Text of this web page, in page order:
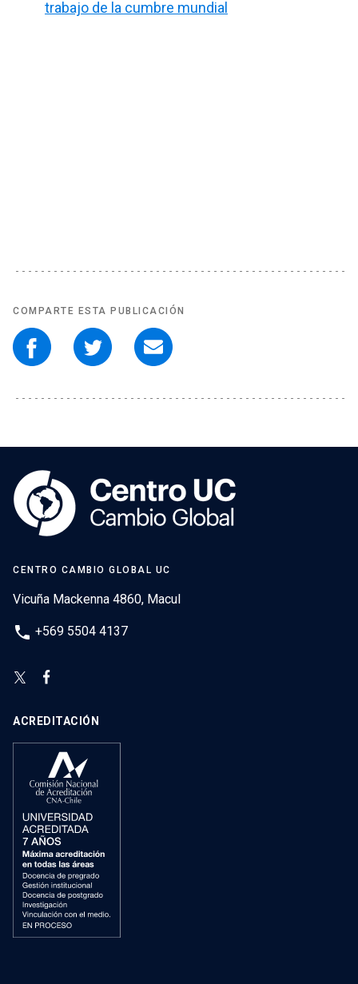
trabajo de la cumbre mundial
COMPARTE ESTA PUBLICACIÓN
CENTRO CAMBIO GLOBAL UC
Vicuña Mackenna 4860, Macul
phone +569 5504 4137
ACREDITACIÓN